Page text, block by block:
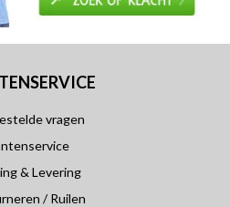
vragen
& Levering
/ Ruilen